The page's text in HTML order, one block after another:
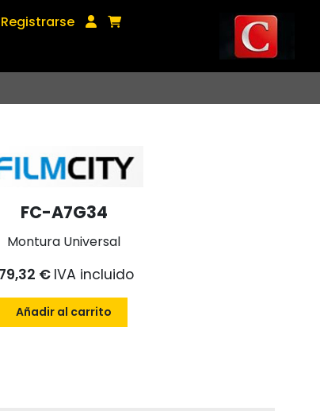
Registrarse
FC-A7G34
Montura Universal
€ IVA incluido
Añadir al carrito